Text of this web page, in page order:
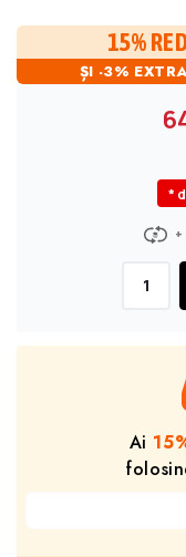
15%
ȘI -3%
*
Ai